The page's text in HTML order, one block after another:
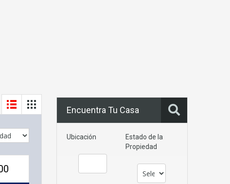
Encuentra Tu Casa
Ubicación
Estado de la
Propiedad